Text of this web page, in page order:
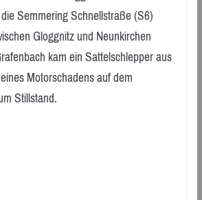
Semmering Schnellstraße (S6)
Gloggnitz und Neunkirchen
kam ein Sattelschlepper aus
Motorschadens auf dem
Stillstand.